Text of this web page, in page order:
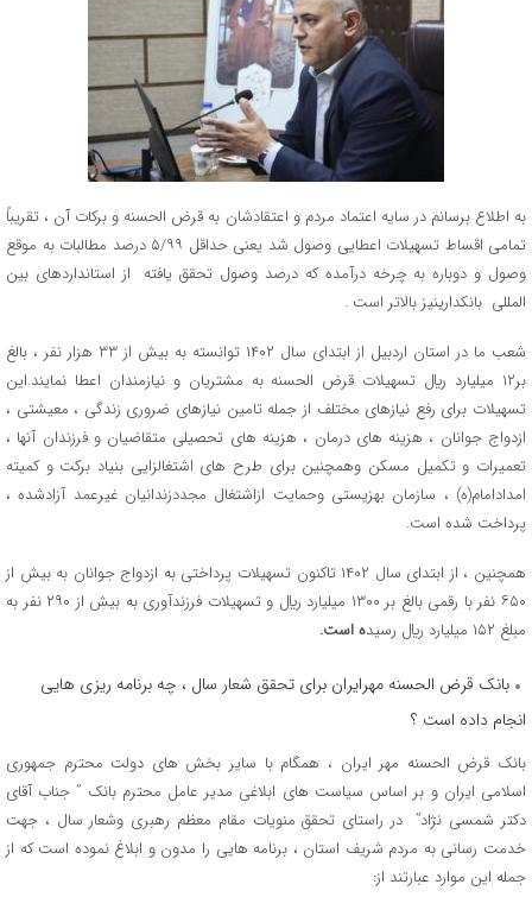
به اطلاع برسانم در سایه اعتماد مردم و اعتقادشان به قرض الحسنه و برکات آن ، تقریباً
تمامی اقساط تسهیلات اعطایی وصول شد یعنی حداقل ۵/۹۹ درصد مطالبات به موقع
وصول و دوباره به چرخه درآمده که درصد وصول تحقق یافته از استانداردهای بین
المللی بانکدارینیز بالاتر است .
شعب ما در استان اردبیل از ابتدای سال ۱۴۰۲ توانسته به بیش از ۳۳ هزار نفر ، بالغ
بر۱۲ میلیارد ريال تسهیلات قرض الحسنه به مشتریان و نیازمندان اعطا نمایند.این
تسهیلات برای رفع نیازهای مختلف از جمله تامین نیازهای ضروری زندگی ، معیشتی ،
ازدواج جوانان ، هزینه های درمان ، هزینه های تحصیلی متقاضیان و فرزندان آنها ،
تعمیرات و تکمیل مسکن وهمچنین برای طرح های اشتغالزایی بنیاد برکت و کمیته
امدادامام(ه) ، سازمان بهزیستی وحمایت ازاشتغال مجددزندانیان غیرعمد آزادشده ،
پرداخت شده است.
همچنین ، از ابتدای سال ۱۴۰۲ تاکنون تسهیلات پرداختی به ازدواج جوانان به بیش از
۶۵۰ نفر با رقمی بالغ بر ۱۳۰۰ میلیارد ريال و تسهیلات فرزندآوری به بیش از ۲۹۰ نفر به
مبلغ ۱۵۲ میلیارد ريال رسید
ه است.
بانک قرض الحسنه مهرایران برای تحقق شعار سال ، چه برنامه ریزی هایی
انجام داده است ؟
بانک قرض الحسنه مهر ایران ، همگام با سایر بخش های دولت محترم جمهوری
اسلامی ایران و بر اساس سیاست های ابلاغی مدیر عامل محترم بانک ” جناب آقای
دکتر شمسی نژاد” در راستای تحقق منویات مقام معظم رهبری وشعار سال ، جهت
خدمت رسانی به مردم شریف استان ، برنامه هایی را مدون و ابلاغ نموده است که از
جمله این موارد عبارتند از: